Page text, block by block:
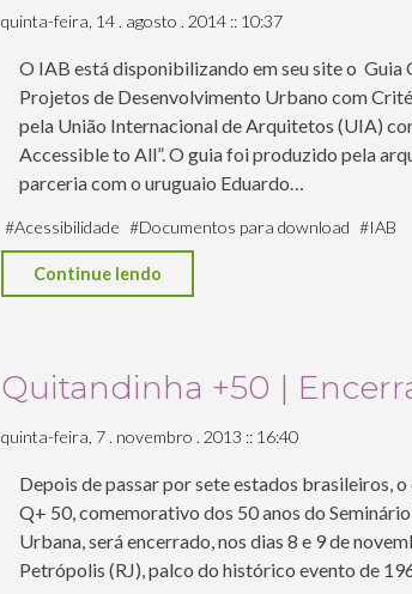
quinta-feira, 14 . agosto . 2014 :: 10:37
O IAB está disponibilizando em seu site o
Projetos de Desenvolvimento Urbano com
pela União Internacional de Arquitetos (UIA)
Accessible to All”. O guia foi produzido pela
parceria com o uruguaio Eduardo…
#Acessibilidade #Documentos para download #IAB
Continue lendo
acessibilidade
para
projetos
desenvolvimento
urbano
com
Quitandinha +50 |
quinta-feira, 7 . novembro . 2013 :: 16:40
Depois de passar por sete estados brasileiros,
Q+ 50, comemorativo dos 50 anos do
Urbana, será encerrado, nos dias 8 e 9 de
Petrópolis (RJ), palco do histórico evento de